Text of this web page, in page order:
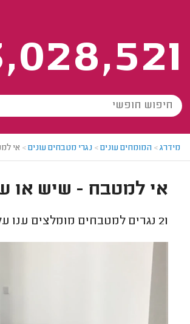
מידרג> המומחים עונים> נגרי מטבחים עונים> אי
אי למטבח - שיש או
21 נגרים למטבחים מומלצים ענו